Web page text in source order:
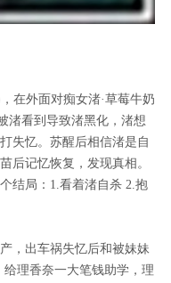
在外面对痴女渚·草莓牛奶
渚看到导致渚黑化，渚想
失忆。苏醒后相信渚是自
后记忆恢复，发现真相。
结局：1.看着渚自杀 2.抱
，出车祸失忆后和被妹妹
理香奈一大笔钱助学，理